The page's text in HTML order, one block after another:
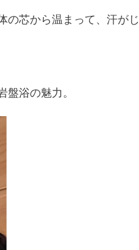
の芯から温まって、汗がじ
浴の魅力。